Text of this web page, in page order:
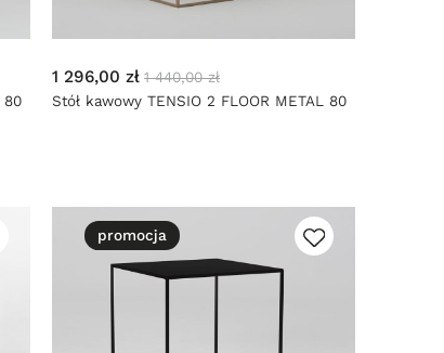
80
1 296,00 zł 1 440,00 zł
Stół kawowy TENSIO 2 FLOOR METAL 80
promocja